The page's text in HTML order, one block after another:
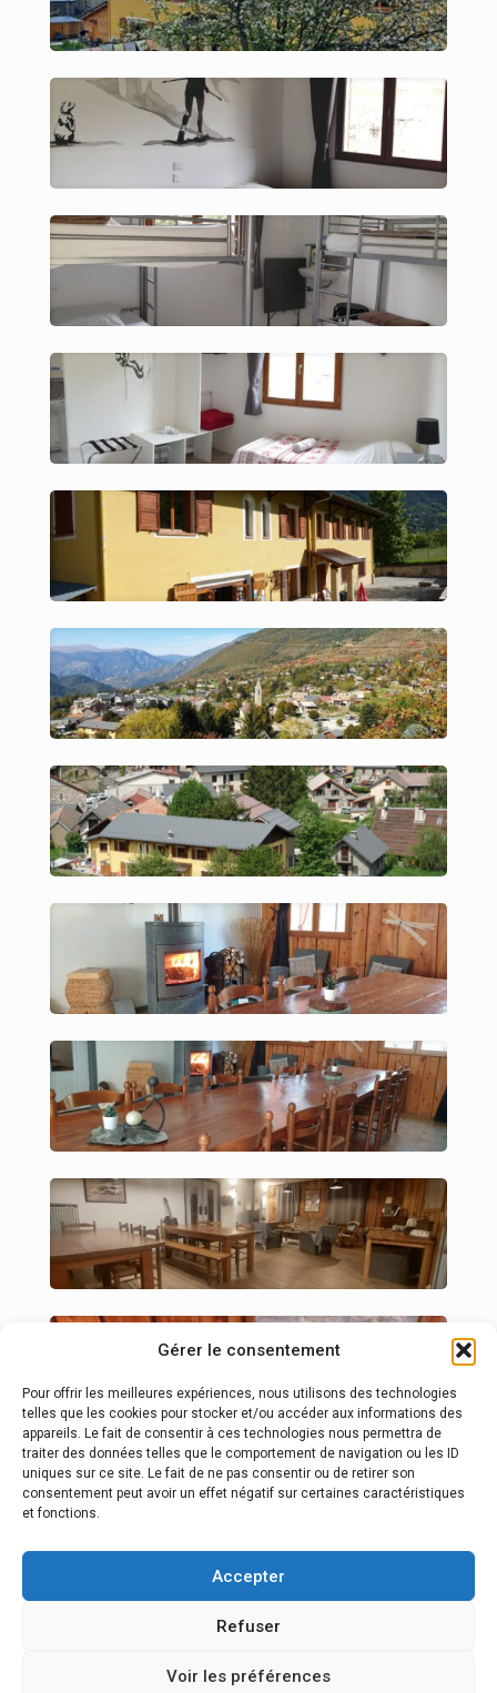
Gérer le consentement
Pour offrir les meilleures expériences, nous utilisons des technologies
telles que les cookies pour stocker et/ou accéder aux informations des
appareils. Le fait de consentir à ces technologies nous permettra de
traiter des données telles que le comportement de navigation ou les ID
uniques sur ce site. Le fait de ne pas consentir ou de retirer son
consentement peut avoir un effet négatif sur certaines caractéristiques
et fonctions.
Accepter
Refuser
Voir les préférences